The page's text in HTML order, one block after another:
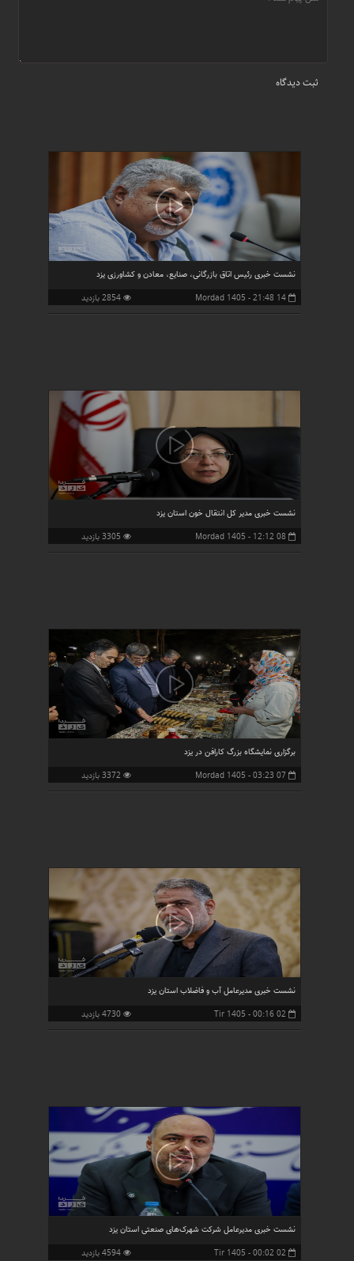
نشست خبری رئیس اتاق بازرگانی، صنایع، معادن و کشاورزی یزد
14 Mordad 1405 - 21:48 2854 بازدید
نشست خبری مدیر کل انتقال خون استان یزد
08 Mordad 1405 - 12:12
برگزاری نمایشگاه بزرگ کارافن در یزد
07 Mordad 1405 - 03:23
نشست خبری مدیرعامل آب و فاضلاب استان یزد
02 Tir 1405 - 00:16 4730 بازدید
نشست خبری مدیرعامل شرکت شهرک‌های صنعتی استان یزد
02 Tir 1405 - 00:02 4594 بازدید